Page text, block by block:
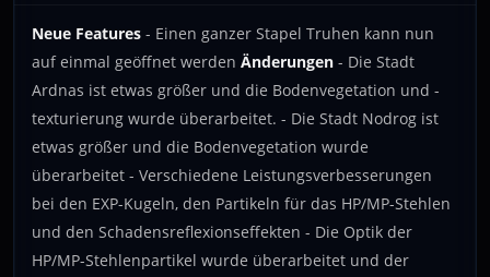
Neue Features - Einen ganzer Stapel Truhen kann nun
auf einmal geöffnet werden Änderungen - Die Stadt
Ardnas ist etwas größer und die Bodenvegetation und -
texturierung wurde überarbeitet. - Die Stadt Nodrog ist
etwas größer und die Bodenvegetation wurde
überarbeitet - Verschiedene Leistungsverbesserungen
bei den EXP-Kugeln, den Partikeln für das HP/MP-Stehlen
und den Schadensreflexionseffekten - Die Optik der
HP/MP-Stehlenpartikel wurde überarbeitet und der